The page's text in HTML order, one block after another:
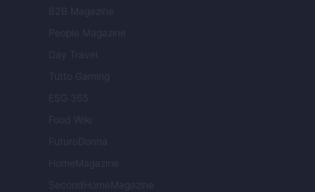
B2B Magazine
People Magazine
Day Travel
Tutto Gaming
ESG 365
Food Wiki
FuturoDonna
HomeMagazine
SecondHomeMagazine